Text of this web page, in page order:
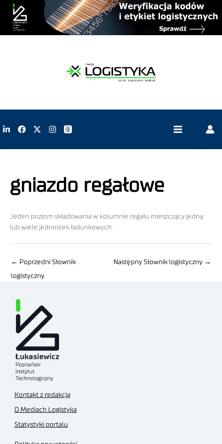
gniazdo regałowe
Jeden poziom składowania w kolumnie regału mieszczący jedną
lub wiele jednostek ładunkowych.
← Poprzedni Słownik
logistyczny
Następny Słownik logistyczny →
Kontakt z redakcją
O Mediach Logistyka
Statystyki portalu